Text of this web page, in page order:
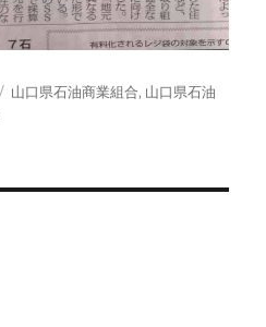
タ
山口県石油商業組合, 山口県石油